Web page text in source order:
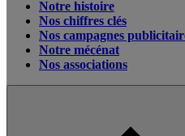
Notre histoire
Nos chiffres clés
Nos campagnes
Notre mécénat
Nos associations